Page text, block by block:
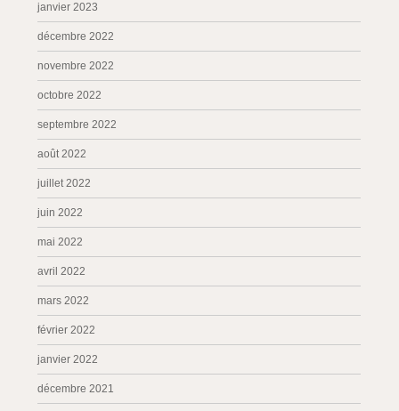
janvier 2023
décembre 2022
novembre 2022
octobre 2022
septembre 2022
août 2022
juillet 2022
juin 2022
mai 2022
avril 2022
mars 2022
février 2022
janvier 2022
décembre 2021